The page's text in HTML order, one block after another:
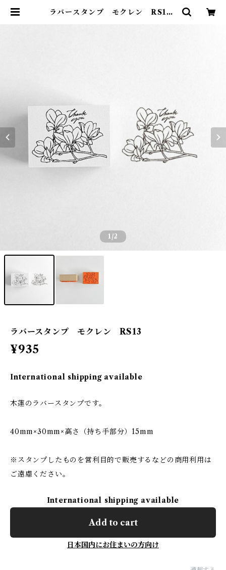
ラバースタンプ モクレン RS13 |
1 /2
ラバースタンプ モクレン RS13
¥935
International shipping available
木蓮のラバースタンプです。
40mm×30mm×高さ（持ち手部分）15mm
※スタンプしたものを営利目的で販売するなどの商用利用は
ご遠慮ください。
International shipping available
Add to cart
日本国内にお住まいの方向け